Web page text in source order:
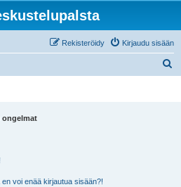
Kirjaudu sisään
Rekisteröidy
ongelmat
voi enää kirjautua sisään?!